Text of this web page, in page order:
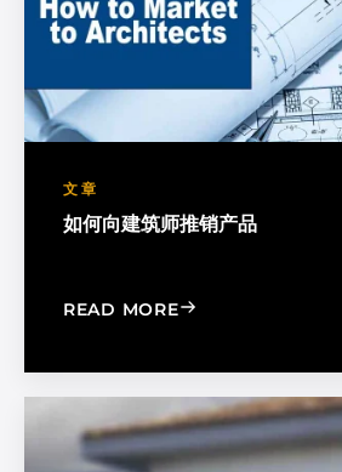
文章
如何向建筑师推销产品
READ MORE: HOW TO